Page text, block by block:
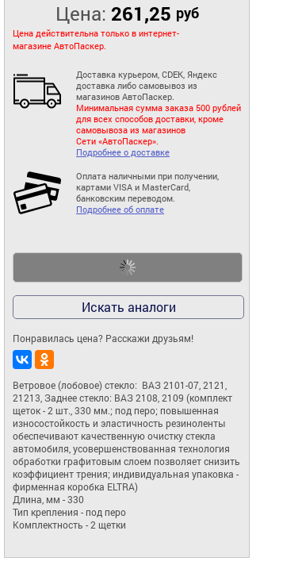
Цена: 261,25 руб
Цена действительна только в интернет-
магазине АвтоПаскер.
Доставка курьером, CDEK, Яндекс
доставка либо самовывоз из
магазинов АвтоПаскер.
Минимальная сумма заказа 500 рублей
для всех способов доставки, кроме
самовывоза из магазинов
Сети «АвтоПаскер».
Подробнее о доставке
Оплата наличными при получении,
картами VISA и MasterCard,
банковским переводом.
Подробнее об оплате
Искать аналоги
Понравилась цена? Расскажи друзьям!
Ветровое (лобовое) стекло:  ВАЗ 2101-07, 2121,
21213, Заднее стекло: ВАЗ 2108, 2109 (комплект
щеток - 2 шт., 330 мм.; под перо; повышенная
износостойкость и эластичность резиноленты
обеспечивают качественную очистку стекла
автомобиля, усовершенствованная технология
обработки графитовым слоем позволяет снизить
коэффициент трения; индивидуальная упаковка -
фирменная коробка ELTRA)
Длина, мм - 330
Тип крепления - под перо
Комплектность - 2 щетки